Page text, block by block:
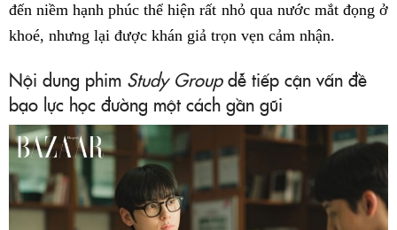
đến niềm hạnh phúc thể hiện rất nhỏ qua nước mắt đọng ở
khoé, nhưng lại được khán giả trọn vẹn cảm nhận.
Nội dung phim Study Groupdễ tiếp cận vấn đề
bạo lực học đường một cách gần gũi